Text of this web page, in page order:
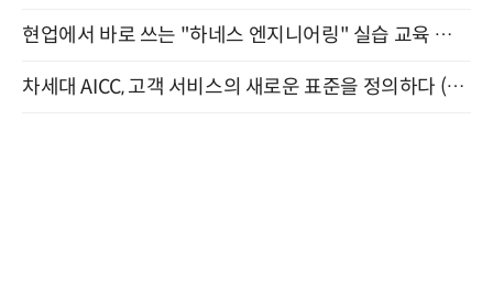
현업에서 바로 쓰는 "하네스 엔지니어링" 실습 교육 워크숍 8월 20일 개최
차세대 AICC, 고객 서비스의 새로운 표준을 정의하다 (9/9)